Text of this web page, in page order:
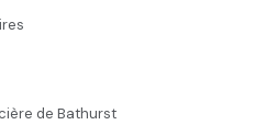
de Bathurst